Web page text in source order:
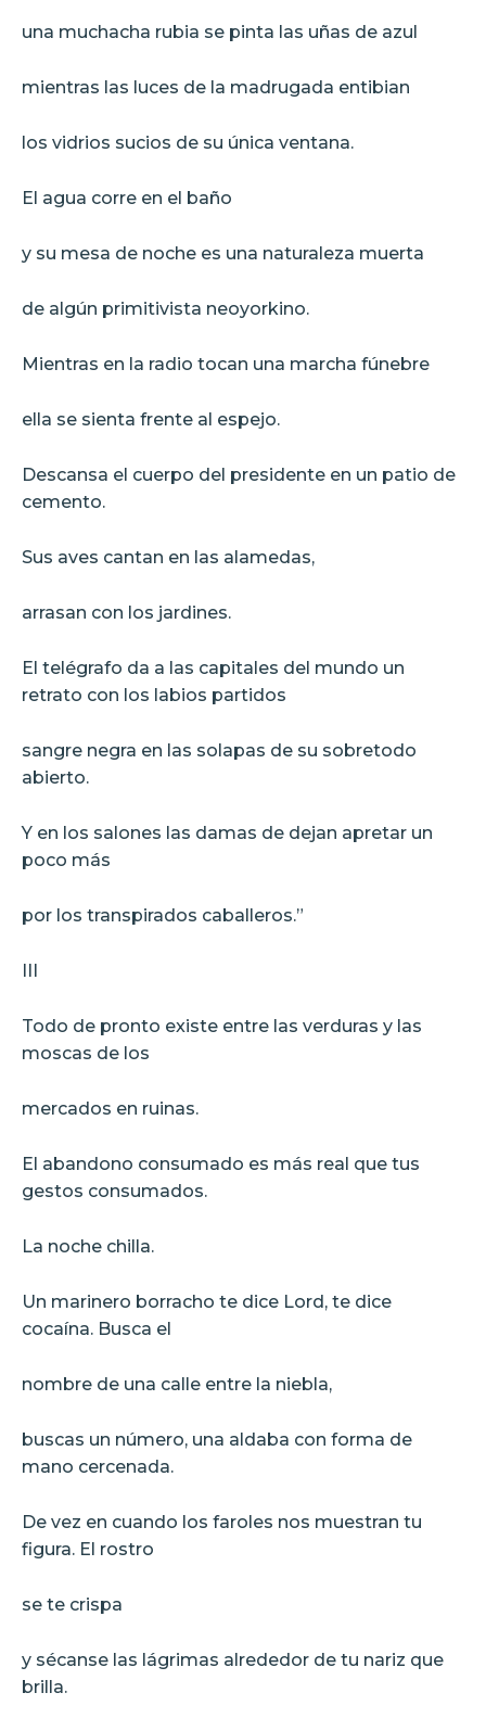
una muchacha rubia se pinta las uñas de azul
mientras las luces de la madrugada entibian
los vidrios sucios de su única ventana.
El agua corre en el baño
y su mesa de noche es una naturaleza muerta
de algún primitivista neoyorkino.
Mientras en la radio tocan una marcha fúnebre
ella se sienta frente al espejo.
Descansa el cuerpo del presidente en un patio de
cemento.
Sus aves cantan en las alamedas,
arrasan con los jardines.
El telégrafo da a las capitales del mundo un
retrato con los labios partidos
sangre negra en las solapas de su sobretodo
abierto.
Y en los salones las damas de dejan apretar un
poco más
por los transpirados caballeros.”
III
Todo de pronto existe entre las verduras y las
moscas de los
mercados en ruinas.
El abandono consumado es más real que tus
gestos consumados.
La noche chilla.
Un marinero borracho te dice Lord, te dice
cocaína. Busca el
nombre de una calle entre la niebla,
buscas un número, una aldaba con forma de
mano cercenada.
De vez en cuando los faroles nos muestran tu
figura. El rostro
se te crispa
y sécanse las lágrimas alrededor de tu nariz que
brilla.